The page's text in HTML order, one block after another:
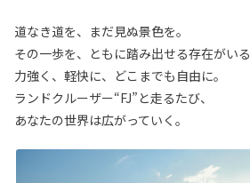
道なき道を、まだ見ぬ景色を。
その一歩を、ともに踏み出せる存在がいる
力強く、軽快に、どこまでも自由に。
ランドクルーザー“FJ”と走るたび、
あなたの世界は広がっていく。